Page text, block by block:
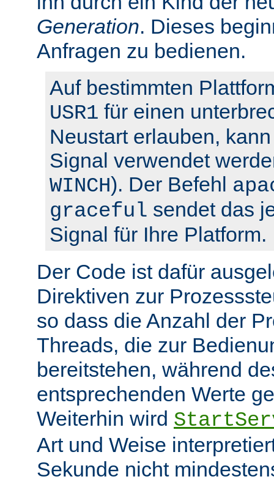
Generation. Dieses
Anfragen zu bedienen.
Auf bestimmten
USR1 für einen
Neustart erlauben,
Signal verwendet
WINCH). Der Befehl
graceful sendet das
Signal für Ihre Platform.
Der Code ist dafür
Direktiven zur
so dass die Anzahl der
Threads, die zur
bereitstehen, während
entsprechenden Werte
Weiterhin wird
Art und Weise
Sekunde nicht